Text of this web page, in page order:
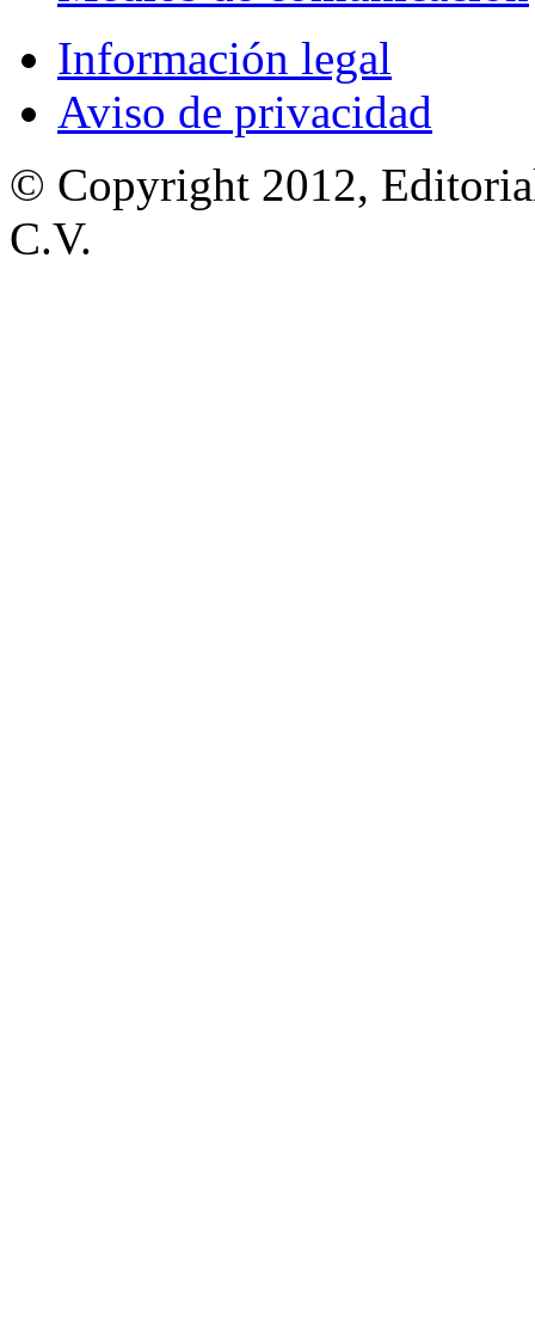
Información legal
Aviso de privacidad
© Copyright 2012,
C.V.